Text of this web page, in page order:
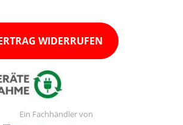
WIDERRUFEN
Ein Fachhändler von